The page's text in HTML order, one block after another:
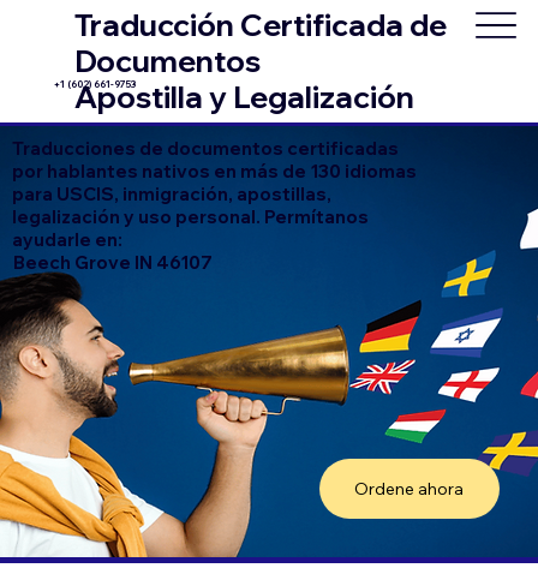
Traducción Certificada de
Documentos
Apostilla y Legalización
+1 (602) 661-9753
Traducciones de documentos certificadas
por hablantes nativos en más de 130 idiomas
para USCIS, inmigración, apostillas,
legalización y uso personal. Permítanos
ayudarle en:
Beech Grove IN 46107
Ordene ahora